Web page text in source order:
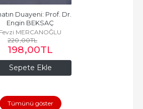
Sepete Ekle
Duayeni: Prof. Dr.
Engin BEKSAÇ
Fevzi MERCANOĞLU
220,00TL
198,00TL
Tümünü göster